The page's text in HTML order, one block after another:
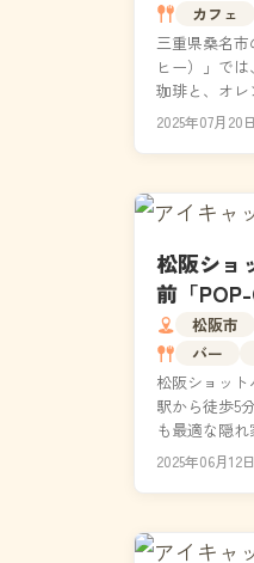
カフェ
三重県桑名市
ヒー）」で
珈琲と、オレ
品。昭和レト
2025年07月20日
松阪ショ
前「
ニック｜
松阪市
バー
松阪ショット
駅から徒歩5
も最適な隠
屈指の完成度
2025年06月12日